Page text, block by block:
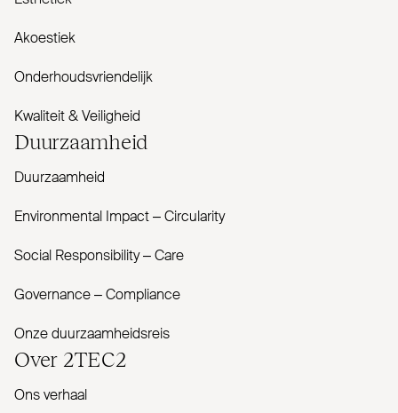
Akoestiek
Onderhoudsvriendelijk
Kwaliteit & Veiligheid
Duur­zaamheid
Duurzaamheid
Envi­ronmental Impact – Cir­cularity
Social Responsibility – Care
Governance – Com­pliance
Onze duurzaamheidsreis
Over 2TEC2
Ons verhaal